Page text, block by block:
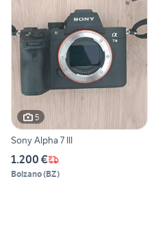
5
Sony Alpha 7 III
1.200 €
Bolzano(BZ)